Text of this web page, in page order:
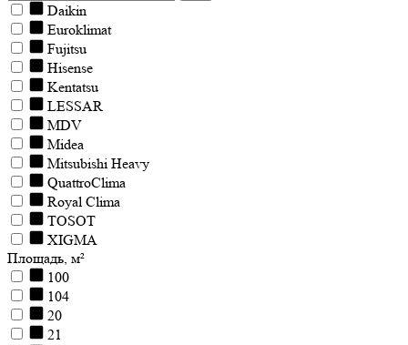
Daikin
Euroklimat
Fujitsu
Hisense
Kentatsu
LESSAR
MDV
Midea
Mitsubishi Heavy
QuattroClima
Royal Clima
TOSOT
XIGMA
Площадь, м²
100
104
20
21